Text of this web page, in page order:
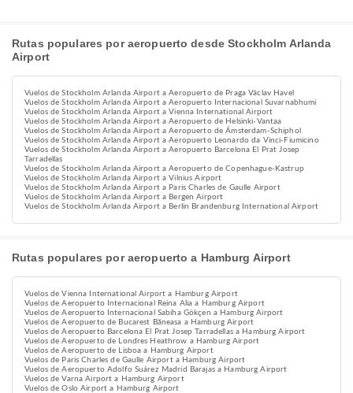
Rutas populares por aeropuerto desde Stockholm Arlanda
Airport
Vuelos de Stockholm Arlanda Airport a Aeropuerto de Praga Václav Havel
Vuelos de Stockholm Arlanda Airport a Aeropuerto Internacional Suvarnabhumi
Vuelos de Stockholm Arlanda Airport a Vienna International Airport
Vuelos de Stockholm Arlanda Airport a Aeropuerto de Helsinki-Vantaa
Vuelos de Stockholm Arlanda Airport a Aeropuerto de Ámsterdam-Schiphol
Vuelos de Stockholm Arlanda Airport a Aeropuerto Leonardo da Vinci-Fiumicino
Vuelos de Stockholm Arlanda Airport a Aeropuerto Barcelona El Prat Josep
Tarradellas
Vuelos de Stockholm Arlanda Airport a Aeropuerto de Copenhague-Kastrup
Vuelos de Stockholm Arlanda Airport a Vilnius Airport
Vuelos de Stockholm Arlanda Airport a Paris Charles de Gaulle Airport
Vuelos de Stockholm Arlanda Airport a Bergen Airport
Vuelos de Stockholm Arlanda Airport a Berlin Brandenburg International Airport
Rutas populares por aeropuerto a Hamburg Airport
Vuelos de Vienna International Airport a Hamburg Airport
Vuelos de Aeropuerto Internacional Reina Alia a Hamburg Airport
Vuelos de Aeropuerto Internacional Sabiha Gökçen a Hamburg Airport
Vuelos de Aeropuerto de Bucarest Băneasa a Hamburg Airport
Vuelos de Aeropuerto Barcelona El Prat Josep Tarradellas a Hamburg Airport
Vuelos de Aeropuerto de Londres Heathrow a Hamburg Airport
Vuelos de Aeropuerto de Lisboa a Hamburg Airport
Vuelos de Paris Charles de Gaulle Airport a Hamburg Airport
Vuelos de Aeropuerto Adolfo Suárez Madrid Barajas a Hamburg Airport
Vuelos de Varna Airport a Hamburg Airport
Vuelos de Oslo Airport a Hamburg Airport